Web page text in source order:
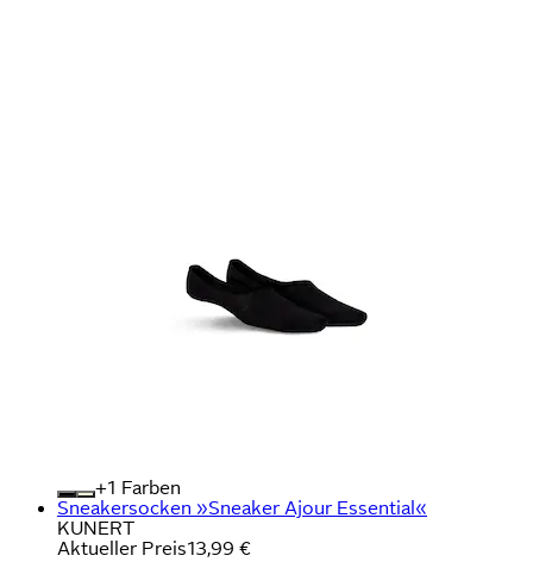
+
Farben
Sneakersocken »Sneaker Ajour Essential«
KUNERT
Aktueller Preis13,99 €